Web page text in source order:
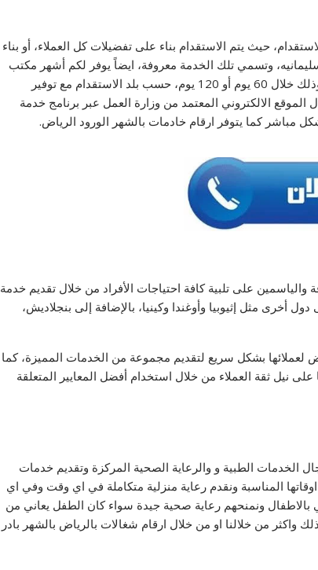
حيث يتم الاستقدام بناء على تفضيلات كل العملاء، أو بناء
وتسمي تلك الخدمة معروفة، ايضاً يوفر لكم أشهر مكتب
يأجر عاملات بالشهر بالرياض، خادمات للتنازل أو نقل الكفالة، وذلك خلال 60 يوم أو 120 يوم، حسب بلد الاستقدام مع توفير
الالكتروني المعتمد من وزارة العمل عبر برنامج خدمة
مباشر كما يتوفر ارقام خادمات بالشهر الورود الرياض.
على تلبية كافة احتياجات الأفراد من خلال تقديم خدمة
أخرى مثل إثيوبيا وأوغندا وكينيا، بالإضافة إلى بنجلاديش،
لعملائها بشكل سريع لتقديم مجموعة من الخدمات المميزة، كما
نيل ثقة العملاء من خلال استخدام أفضل المعايير المتعلقة
الخدمات الطبية و والرعاية الصحية المركزة وتقديم خدمات
المناسبة ونقدم رعاية منزلية متكاملة في اي وقت وفي اي
بالاطفال ونمنحهم رعاية صحية جيدة سواء كان الطفل يعاني من
من خلالنا او من خلال ارقام شغالات بالرياض بالشهر بادر